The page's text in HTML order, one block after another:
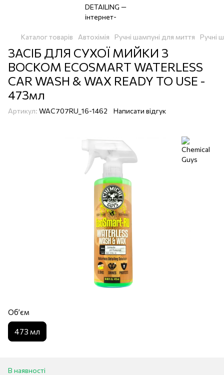
Каталог товарів Автохімія Ручні шампуні для миття Ручні
ЗАСІБ ДЛЯ СУХОЇ МИЙКИ З
ВОСКОМ ECOSMART WATERLESS
CAR WASH & WAX READY TO USE -
473мл
Артикул: WAC707RU_16-1462 Написати відгук
Обʼєм
473 мл
В наявності